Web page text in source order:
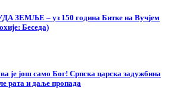
ЗЕМЉЕ – уз 150 година Битке на Вучјем
Беседа)
је још само Бог! Српска царска задужбина
рата и даље пропада